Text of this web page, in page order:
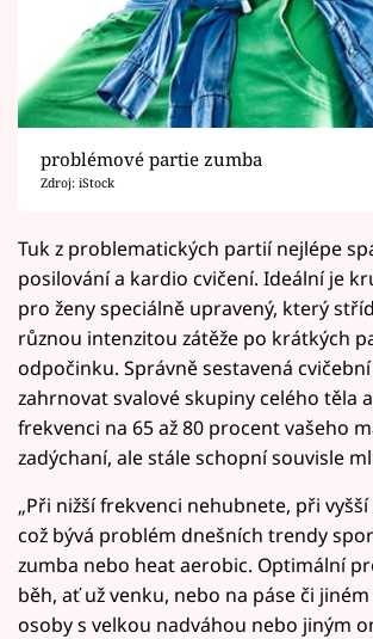
problémové partie zumba
Zdroj: iStock
Tuk z problematických partií nejlépe
posilování a kardio cvičení. Ideální je
pro ženy speciálně upravený, který
různou intenzitou zátěže po krátkých
odpočinku. Správně sestavená
zahrnovat svalové skupiny celého těla
frekvenci na 65 až 80 procent vašeho
zadýchaní, ale stále schopní souvisle
„Při nižší frekvenci nehubnete, při
což bývá problém dnešních trendy
zumba nebo heat aerobic. Optimální
běh, ať už venku, nebo na páse či
osoby s velkou nadváhou nebo jiným